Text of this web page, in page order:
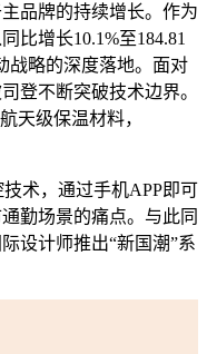
品牌的持续增长。作为
比增长10.1%至184.81
战略的深度落地。面对
登不断突破技术边界。
天级保温材料，
术，通过手机APP即可
勤场景的痛点。与此同
设计师推出“新国潮”系